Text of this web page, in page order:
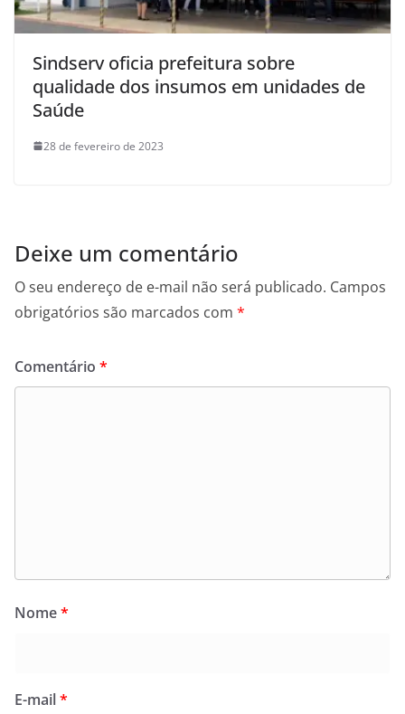
Sindserv oficia prefeitura sobre
qualidade dos insumos em unidades de
Saúde
28 de fevereiro de 2023
Deixe um comentário
O seu endereço de e-mail não será publicado. Campos
obrigatórios são marcados com *
Comentário *
Nome*
E-mail*